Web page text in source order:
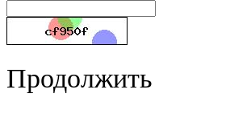
Продолжить